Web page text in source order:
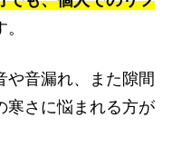
や音漏れ、また隙間
寒さに悩まれる方が